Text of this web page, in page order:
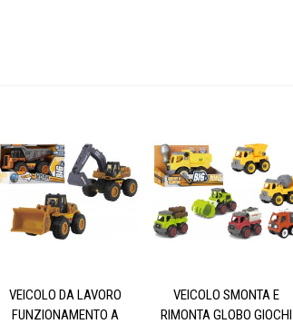
VEICOLO DA LAVORO
FUNZIONAMENTO A
VEICOLO SMONTA E
RIMONTA GLOBO GIOCHI